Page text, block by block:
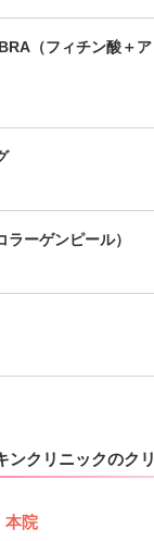
（フィチン酸＋ア
ーゲンピール）
ンクリニックのク
本院